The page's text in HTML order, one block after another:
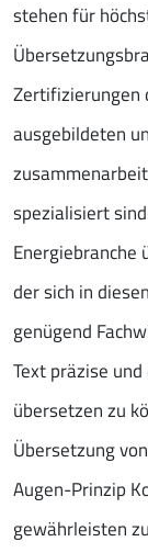
stehen für
Zertifizierungen
ausgebildeten
spezialisiert
der sich in
genügend
Text präzise
übersetzen zu
Übersetzung
Augen-Prinzip
gewährleisten